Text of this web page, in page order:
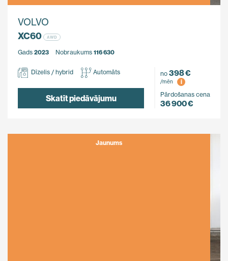
VOLVO
XC60
AWD
Gads 2023 Nobraukums 116 630
Dīzelis / hybrid Automāts
Skatīt piedāvājumu
no 398 €
/mēn
i
Pārdošanas cena
36 900 €
Jaunums